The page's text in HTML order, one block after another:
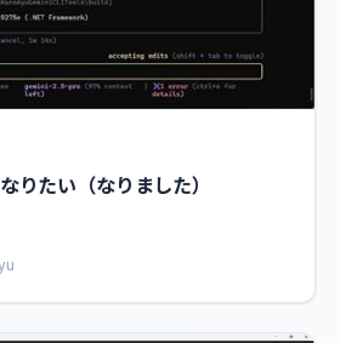
りたい（なりました）